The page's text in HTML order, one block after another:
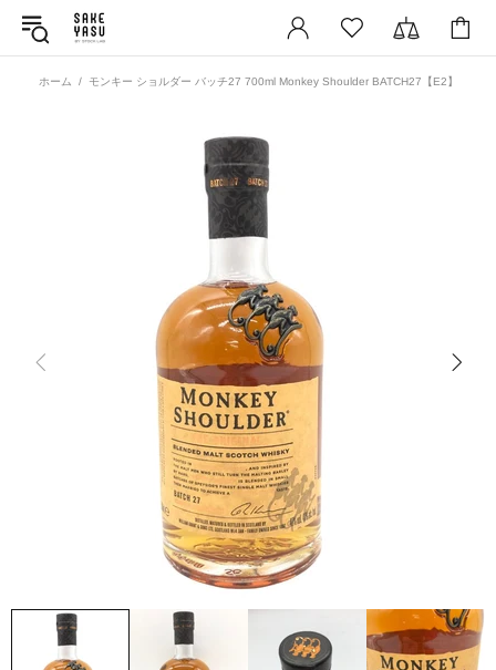
ホーム モンキー ショルダー バッチ27 700ml Monkey Shoulder BATCH27【E2】